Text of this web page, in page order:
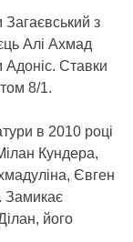
з
Алі Ахмад
Ставки
8/1.
в 2010 році
Кундера,
Євген
Замикає
його